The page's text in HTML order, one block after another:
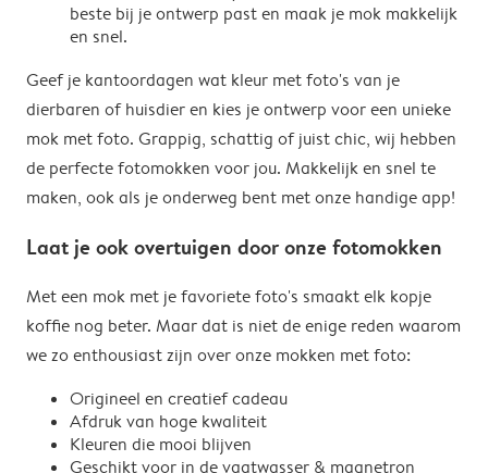
beste bij je ontwerp past en maak je mok makkelijk
en snel.
Geef je kantoordagen wat kleur met foto's van je
dierbaren of huisdier en kies je ontwerp voor een unieke
mok met foto. Grappig, schattig of juist chic, wij hebben
de perfecte fotomokken voor jou. Makkelijk en snel te
maken, ook als je onderweg bent met onze handige app!
Laat je ook overtuigen door onze fotomokken
Met een mok met je favoriete foto's smaakt elk kopje
koffie nog beter. Maar dat is niet de enige reden waarom
we zo enthousiast zijn over onze mokken met foto:
Origineel en creatief cadeau
Afdruk van hoge kwaliteit
Kleuren die mooi blijven
Geschikt voor in de vaatwasser & magnetron